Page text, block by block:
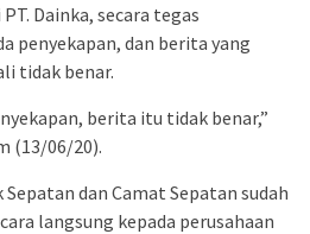
Dainka, secara tegas
penyekapan, dan berita yang
tidak benar.
berita itu tidak benar,”
(13/06/20).
dan Camat Sepatan sudah
langsung kepada perusahaan